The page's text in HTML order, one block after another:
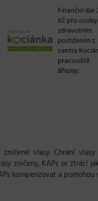
Finanční dar
Kč pro
zdravotním
postižením z
centra
pracoviště
Březejc
vlasy. Chrání
zničeny, KAPs se ztrácí
kompenzovat a